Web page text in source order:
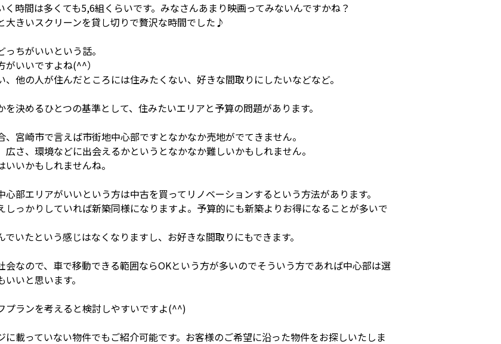
く時間は多くても5,6組くらいです。みなさんあまり映画ってみないんですかね？
大きいスクリーンを貸し切りで贅沢な時間でした♪
ちがいいという話。
がいいですよね(^^）
、他の人が住んだところには住みたくない、好きな間取りにしたいなどなど。
を決めるひとつの基準として、住みたいエリアと予算の問題があります。
、宮崎市で言えば市街地中心部ですとなかなか売地がでてきません。
広さ、環境などに出会えるかというとなかなか難しいかもしれません。
いいかもしれませんね。
心部エリアがいいという方は中古を買ってリノベーションするという方法があります。
しっかりしていれば新築同様になりますよ。予算的にも新築よりお得になることが多いで
でいたという感じはなくなりますし、お好きな間取りにもできます。
会なので、車で移動できる範囲ならOKという方が多いのでそういう方であれば中心部は選
いと思います。
プランを考えると検討しやすいですよ(^^)
載っていない物件でもご紹介可能です。お客様のご希望に沿った物件をお探しいたしま